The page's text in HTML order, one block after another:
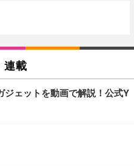
連載
ジェットを動画で解説！公式Y